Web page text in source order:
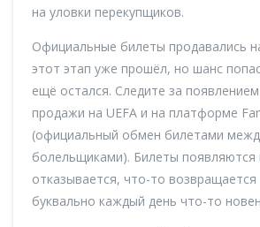
на уловки перекупщиков.
Официальные билеты продавались
этот этап уже прошёл, но шанс
ещё остался. Следите за
продажи на UEFA и на платформе
(официальный обмен билетами
болельщиками). Билеты появляются
отказывается, что-то
буквально каждый день что-то